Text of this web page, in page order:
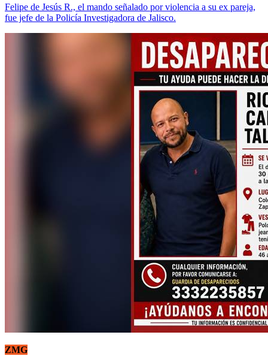
Felipe de Jesús R., el mando señalado por violencia a su ex pareja,
fue jefe de la Policía Investigadora de Jalisco.
ZMG